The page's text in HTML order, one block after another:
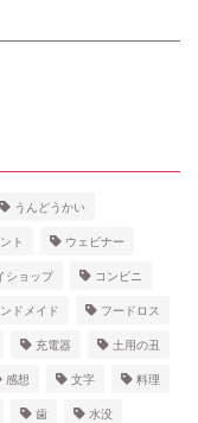
うんどうかい
ト ウェビナー
ショップ コンビニ
ドメイド フードロス
充電器 土用の丑
感想 文字 料理
歯 水没